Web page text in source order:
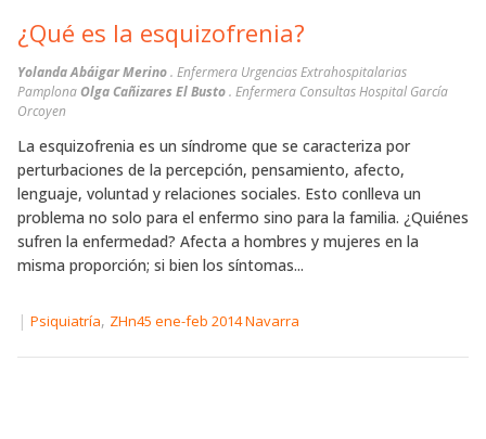
¿Qué es la esquizofrenia?
Yolanda Abáigar Merino. Enfermera Urgencias Extrahospitalarias
PamplonaOlga Cañizares El Busto. Enfermera Consultas Hospital García
Orcoyen
La esquizofrenia es un síndrome que se caracteriza por
perturbaciones de la percepción, pensamiento, afecto,
lenguaje, voluntad y relaciones sociales. Esto conlleva un
problema no solo para el enfermo sino para la familia. ¿Quiénes
sufren la enfermedad? Afecta a hombres y mujeres en la
misma proporción; si bien los síntomas...
| Psiquiatría, ZHn45 ene-feb 2014 Navarra